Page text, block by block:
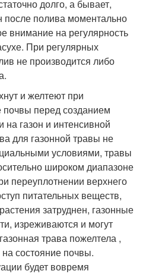
долго, а бывает,
после полива моментально
внимание на регулярность
При регулярных
не производится либо
и желтеют при
почвы перед созданием
на газон и интенсивной
для газонной травы не
условиями, травы
широком диапазоне
переуплотнении верхнего
питательных веществ,
затруднен, газонные
изреживаются и могут
трава пожелтела ,
состояние почвы.
будет вовремя